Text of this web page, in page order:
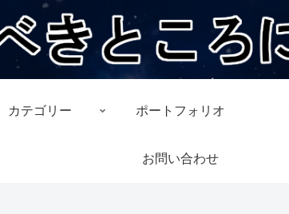
カテゴリー ポートフォリオ
お問い合わせ